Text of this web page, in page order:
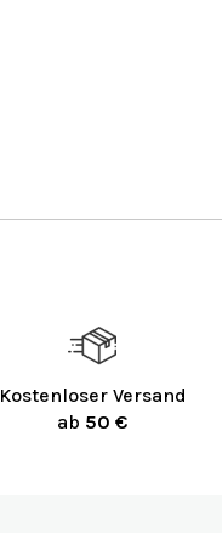
Kostenloser Versand
ab 50 €